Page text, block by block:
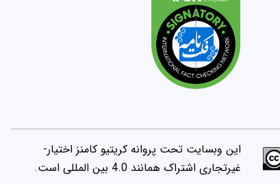
این وبسایت تحت پروانه کریتیو کامنز اختیار-
غیرتجاری اشتراک همانند 4.0 بین المللی است.